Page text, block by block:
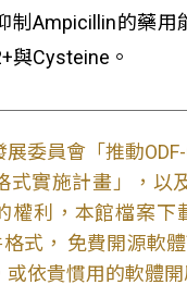
制Ampicillin的藥用
與Cysteine。
展委員會「推動
式實施計畫」，以
權利，本館檔案下
格式， 免費開源軟
依貴慣用的軟體開